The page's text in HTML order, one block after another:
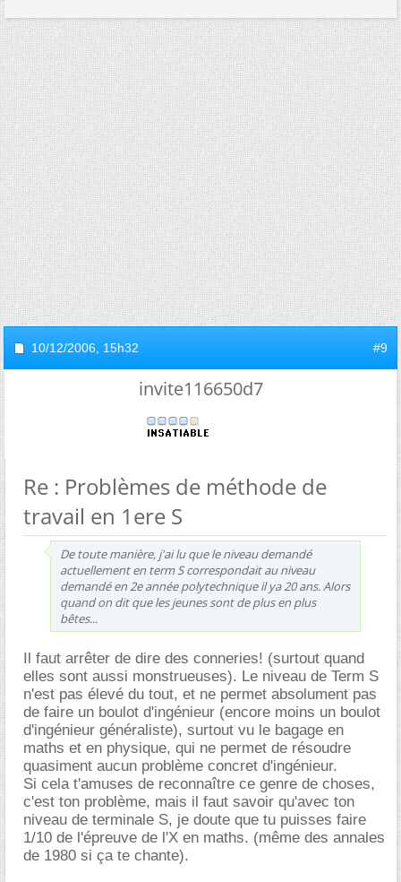
10/12/2006, 15h32 #9
invite116650d7
Re : Problèmes de méthode de
travail en 1ere S
De toute manière, j'ai lu que le niveau demandé
actuellement en term S correspondait au niveau
demandé en 2e année polytechnique il ya 20 ans. Alors
quand on dit que les jeunes sont de plus en plus
bêtes...
Il faut arrêter de dire des conneries! (surtout quand
elles sont aussi monstrueuses). Le niveau de Term S
n'est pas élevé du tout, et ne permet absolument pas
de faire un boulot d'ingénieur (encore moins un boulot
d'ingénieur généraliste), surtout vu le bagage en
maths et en physique, qui ne permet de résoudre
quasiment aucun problème concret d'ingénieur.
Si cela t'amuses de reconnaître ce genre de choses,
c'est ton problème, mais il faut savoir qu'avec ton
niveau de terminale S, je doute que tu puisses faire
1/10 de l'épreuve de l'X en maths. (même des annales
de 1980 si ça te chante).